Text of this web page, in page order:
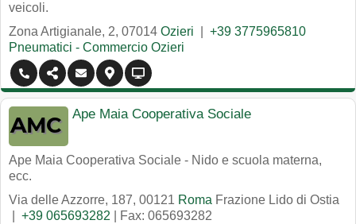
veicoli.
Zona Artigianale, 2, 07014 Ozieri
+39 3775965810
Pneumatici - Commercio Ozieri
Ape Maia Cooperativa Sociale
Ape Maia Cooperativa Sociale - Nido e scuola materna,
ecc.
Via delle Azzorre, 187, 00121 Roma Frazione Lido di Ostia
+39 065693282 | Fax: 065693282